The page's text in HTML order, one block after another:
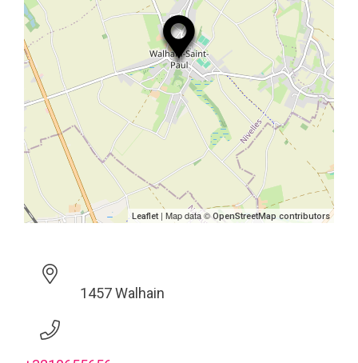
Leaflet | Map data © OpenStreetMap contributors
1457 Walhain